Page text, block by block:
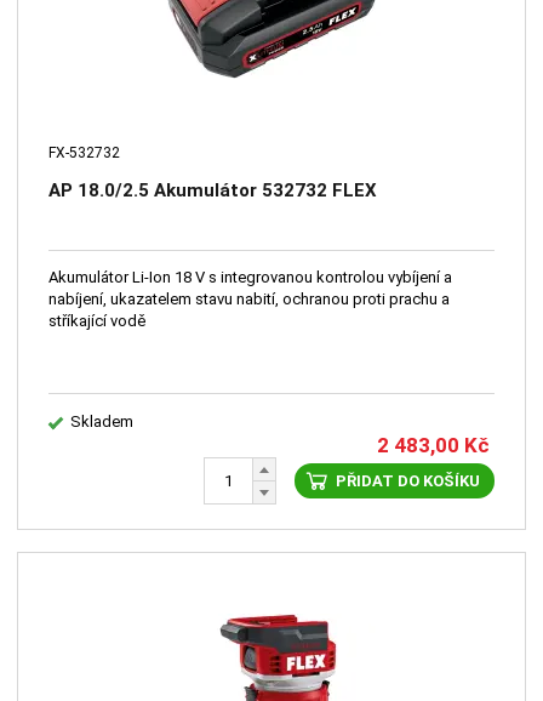
FX-532732
AP 18.0/2.5 Akumulátor 532732 FLEX
Akumulátor Li-Ion 18 V s integrovanou kontrolou vybíjení a
nabíjení, ukazatelem stavu nabití, ochranou proti prachu a
stříkající vodě
Skladem
2 483,00 Kč
PŘIDAT DO KOŠÍKU